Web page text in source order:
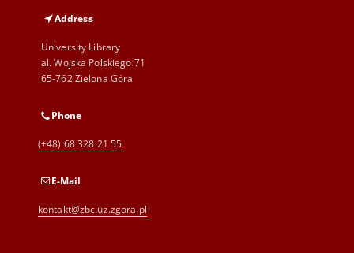
Address
University Library
al. Wojska Polskiego 71
65-762 Zielona Góra
Phone
(+48) 68 328 21 55
E-Mail
kontakt@zbc.uz.zgora.pl